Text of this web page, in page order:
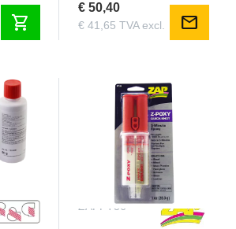
shopping_cart
€ 50,40
€ 41,65 TVA excl. mail
ZAPPT36